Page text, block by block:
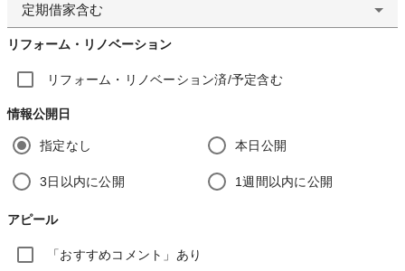
定期借家含む
リフォーム・リノベーション
リフォーム・リノベーション済/予定含む
情報公開日
指定なし 本日公開
3日以内に公開 1週間以内に公開
アピール
「おすすめコメント」あり